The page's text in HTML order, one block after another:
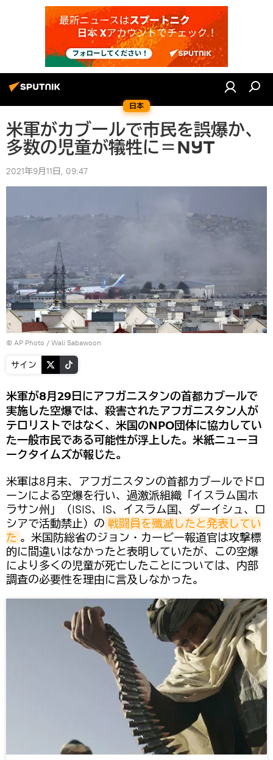
日本
米軍がカブールで市民を誤爆か、
多数の児童が犠牲に＝NYT
2021年9月11日, 09:47
© AP Photo / Wali Sabawoon
サイン
米軍が8月29日にアフガニスタンの首都カブールで
実施した空爆では、殺害されたアフガニスタン人が
テロリストではなく、米国のNPO団体に協力してい
た一般市民である可能性が浮上した。米紙ニューヨ
ークタイムズが報じた。
米軍は8月末、アフガニスタンの首都カブールでドロ
ーンによる空爆を行い、過激派組織「イスラム国ホ
ラサン州」（ISIS、IS、イスラム国、ダーイシュ、ロ
シアで活動禁止）の 戦闘員を殲滅したと発表してい
た 。米国防総省のジョン・カービー報道官は攻撃標
的に間違いはなかったと表明していたが、この空爆
により多くの児童が死亡したことについては、内部
調査の必要性を理由に言及しなかった。